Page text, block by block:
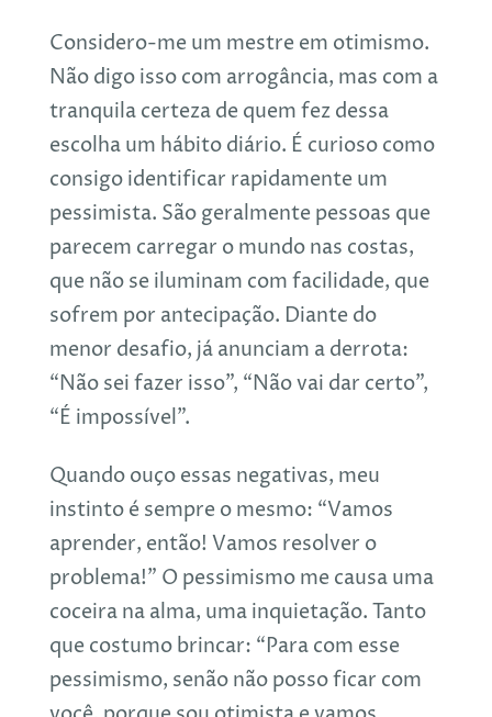
Considero-me um mestre em otimismo.
Não digo isso com arrogância, mas com a
tranquila certeza de quem fez dessa
escolha um hábito diário. É curioso como
consigo identificar rapidamente um
pessimista. São geralmente pessoas que
parecem carregar o mundo nas costas,
que não se iluminam com facilidade, que
sofrem por antecipação. Diante do
menor desafio, já anunciam a derrota:
“Não sei fazer isso”, “Não vai dar certo”,
“É impossível”.
Quando ouço essas negativas, meu
instinto é sempre o mesmo: “Vamos
aprender, então! Vamos resolver o
problema!” O pessimismo me causa uma
coceira na alma, uma inquietação. Tanto
que costumo brincar: “Para com esse
pessimismo, senão não posso ficar com